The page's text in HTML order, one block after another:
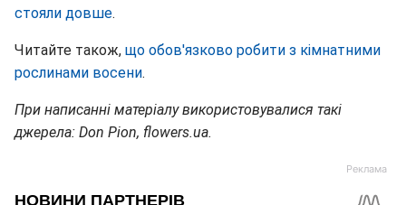
стояли довше.
Читайте також, що обов'язково робити з кімнатними
рослинами восени.
При написанні матеріалу використовувалися такі
джерела: Don Pion, flowers.ua.